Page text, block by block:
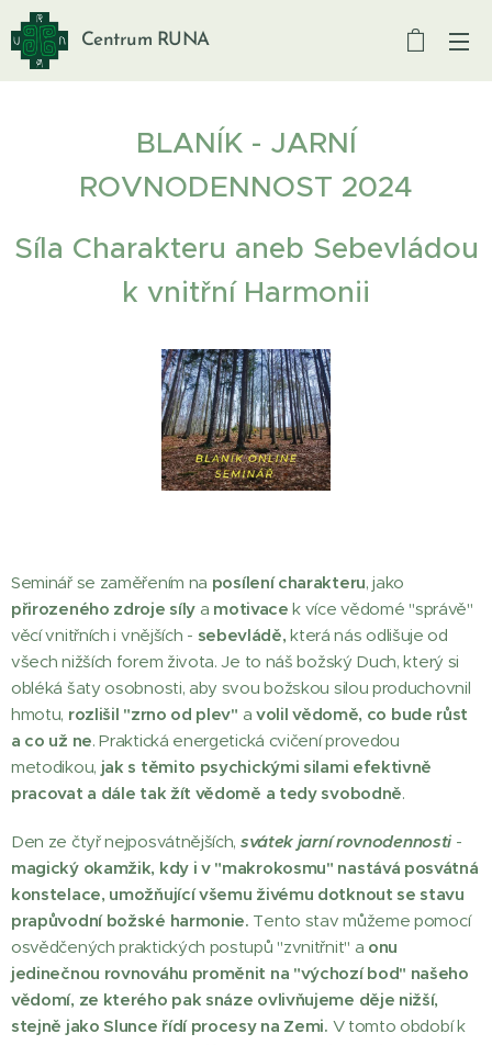
Centrum RUNA
BLANÍK - JARNÍ
ROVNODENNOST 2024
Síla Charakteru aneb Sebevládou
k vnitřní Harmonii
Seminář se zaměřením na posílení charakteru, jako
přirozeného zdroje síly a motivace k více vědomé "správě"
věcí vnitřních i vnějších - sebevládě, která nás odlišuje od
všech nižších forem života. Je to náš božský Duch, který si
obléká šaty osobnosti, aby svou božskou silou produchovnil
hmotu, rozlišil "zrno od plev" a volil vědomě, co bude růst
a co už ne. Praktická energetická cvičení provedou
metodikou, jak s těmito psychickými silami efektivně
pracovat a dále tak žít vědomě a tedy svobodně.
Den ze čtyř nejposvátnějších, svátek jarní rovnodennosti -
magický okamžik, kdy i v "makrokosmu" nastává posvátná
konstelace, umožňující všemu živému dotknout se stavu
prapůvodní božské harmonie. Tento stav můžeme pomocí
osvědčených praktických postupů "zvnitřnit" a onu
jedinečnou rovnováhu proměnit na "výchozí bod" našeho
vědomí, ze kterého pak snáze ovlivňujeme děje nižší,
stejně jako Slunce řídí procesy na Zemi. V tomto období k